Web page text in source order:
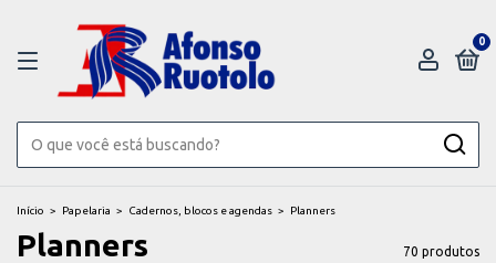
0
Início > Papelaria > Cadernos, blocos e agendas > Planners
Planners 70 produtos